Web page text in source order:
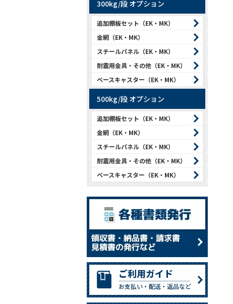
300kg/段 オプション
追加棚板セット（EK・MK）
金網（EK・MK）
スチールパネル（EK・MK）
耐震用金具・その他（EK・MK）
ベースキャスター（EK・MK）
500kg/段 オプション
追加棚板セット（EK・MK）
金網（EK・MK）
スチールパネル（EK・MK）
耐震用金具・その他（EK・MK）
ベースキャスター（EK・MK）